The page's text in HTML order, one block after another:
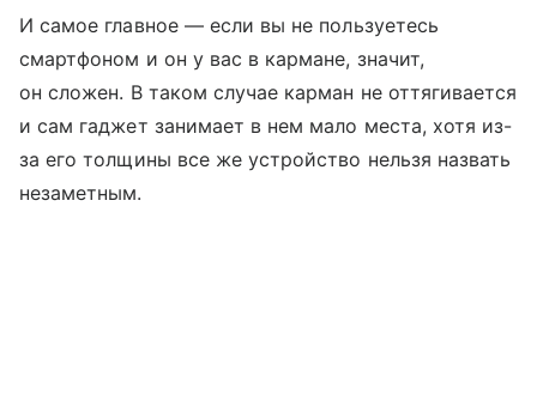
И самое главное — если вы не пользуетесь
смартфоном и он у вас в кармане, значит,
он сложен. В таком случае карман не оттягивается
и сам гаджет занимает в нем мало места, хотя из-
за его толщины все же устройство нельзя назвать
незаметным.